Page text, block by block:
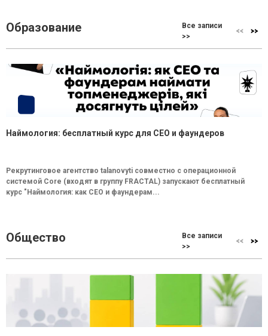
Образование
Все записи
>>
Наймология: бесплатный курс для CEO и фаундеров
Рекрутинговое агентство talanovyti совместно с операционной
системой Core (входят в группу FRACTAL) запускают бесплатный
курс "Наймология: как СEO и фаундерам...
Общество
Все записи
>>